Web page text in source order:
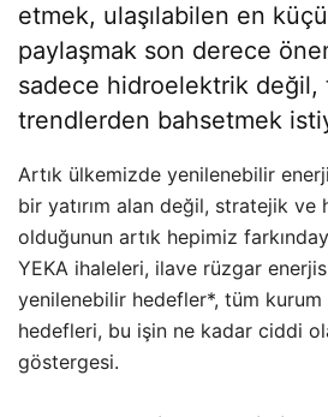
etmek, ulaşılabilen en
paylaşmak son derece
sadece hidroelektrik
trendlerden bahsetmek
Artık ülkemizde yenilenebilir
bir yatırım alan değil, stratejik ve
olduğunun artık hepimiz
YEKA ihaleleri, ilave rüzgar
yenilenebilir hedefler*, tüm
hedefleri, bu işin ne kadar ciddi
göstergesi.